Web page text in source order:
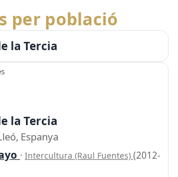
per població
la Tercia
la Tercia
Espanya
· Intercultura (Raul Fuentes) (2012-